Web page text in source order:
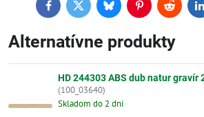
FacebookTwitterBlueskyPinterestReddit
Alternatívne produkty
HD 244303 ABS dub natur gravír
(100_03640)
Skladom do 2 dni